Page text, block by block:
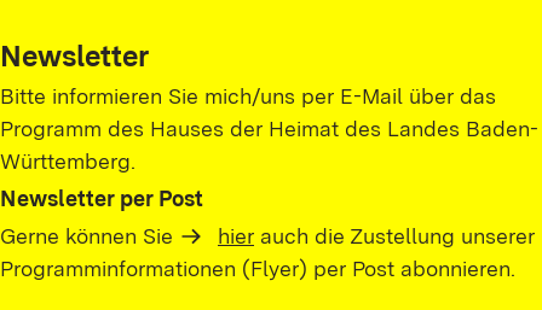
Newsletter
Bitte informieren Sie mich/uns per E-Mail über das
Programm des Hauses der Heimat des Landes Baden-
Württemberg.
Newsletter per Post
Gerne können Sie
hier auch die Zustellung unserer
Programminformationen (Flyer) per Post abonnieren.